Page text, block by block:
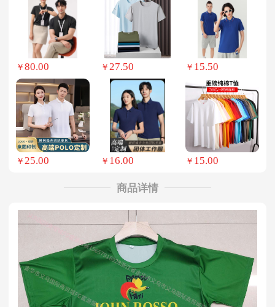
￥80.00 ￥ 27.50 ￥ 15.50
￥ 25.00 ￥ 16.00 ￥ 15.00
商品详情